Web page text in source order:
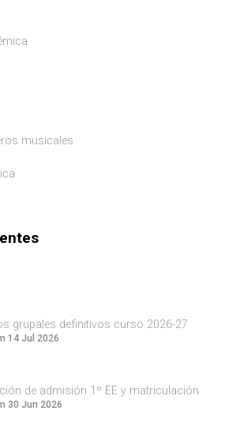
musicales
grupales definitivos curso 2026-27
14 Jul 2026
de admisión 1º EE y matriculación
30 Jun 2026